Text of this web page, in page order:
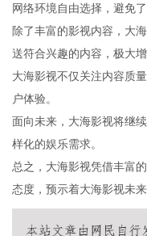
网络环境自由选择，避免
除了丰富的影视内容，大
送符合兴趣的内容，极大
大海影视不仅关注内容质
户体验。
面向未来，大海影视将继
样化的娱乐需求。
总之，大海影视凭借丰富
态度，预示着大海影视未